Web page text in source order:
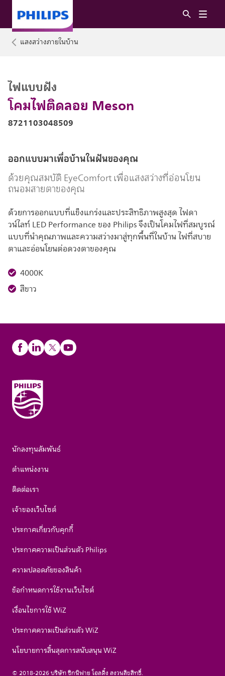
แสงสว่างภายในบ้าน
โคมไฟติดลอย Meson
ไฟแบบฝัง
8721103048509
ออกแบบมาเพื่อบ้านในฝันของคุณ
ด้วยคุณสมบัติ EyeComfort เพื่อแสงสว่างที่อ่อนโยน
ถนอมสายตาของคุณ
ด้วยการออกแบบที่แข็งแกร่งและประสิทธิภาพสูงสุด ไฟดา
วน์ไลท์ LED Performance ของ Philips จึงเป็นโคมไฟที่สมบูรณ์
แบบที่นำคุณภาพและความสว่างมาสู่ทุกพื้นที่ในบ้าน ไฟที่สบาย
ตาและอ่อนโยนต่อดวงตาของคุณ
4000K
สีขาว
นักลงทุนสัมพันธ์
ตำแหน่งงาน
ติดต่อเรา
เจ้าของเว็บไซต์
ประกาศเกี่ยวกับคุกกี้
ประกาศความเป็นส่วนตัว Philips
ความปลอดภัยของสินค้า
ข้อกำหนดการใช้งานเว็บไซต์
เงื่อนไขการใช้ WiZ
ประกาศความเป็นส่วนตัว WiZ
นโยบายการสิ้นสุดการสนับสนุน WiZ
© 2018-2026 บริษัท ซิกนิฟาย โฮลดิ้ง สงวนลิขสิทธิ์.